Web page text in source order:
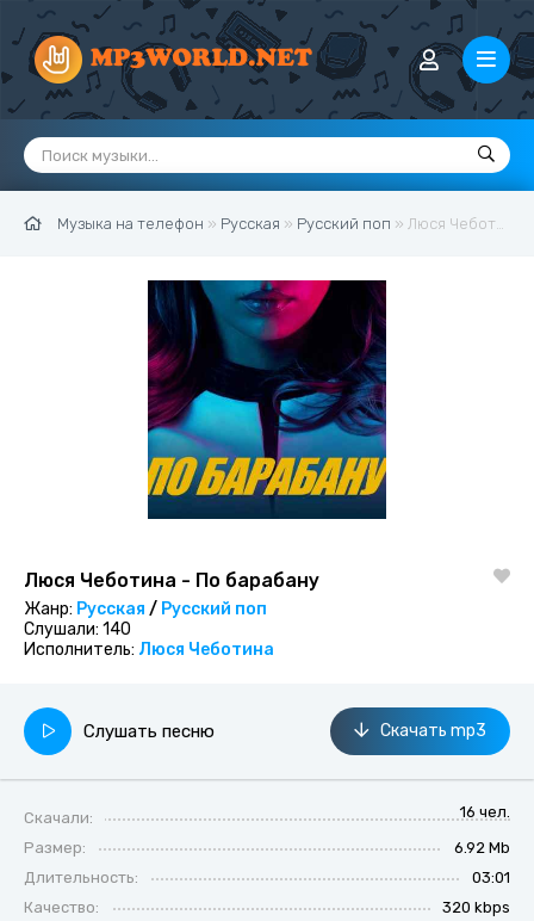
Музыка на телефон » Русская » Русский поп » Люся Чеботина - По барабану
Люся Чеботина - По барабану
Жанр: Русская / Русский поп
Слушали: 140
Исполнитель: Люся Чеботина
Слушать песню Скачать mp3
Скачали:
16 чел.
Размер:
6.92 Mb
Длительность:
03:01
Качество:
320 kbps